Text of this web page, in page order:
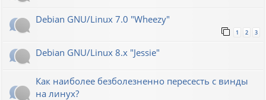
Debian GNU/Linux 7.0 "Wheezy"
1 2 3
Debian GNU/Linux 8.x "Jessie"
Как наиболее безболезненно пересесть с винды
на линух?